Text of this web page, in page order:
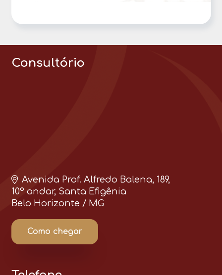
Consultório
Avenida Prof. Alfredo Balena, 189,
10º andar, Santa Efigênia
Belo Horizonte / MG
Como chegar